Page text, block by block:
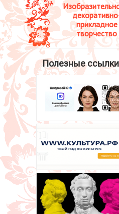
прикладное
творчество
Полезные ссылки